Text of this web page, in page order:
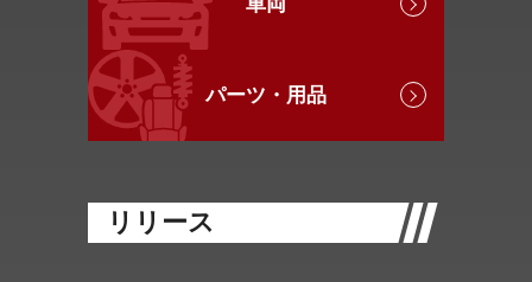
パーツ・用品
リリース